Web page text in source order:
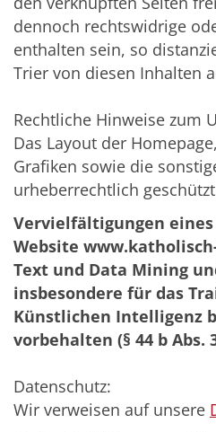
dennoch rechtswidrige
enthalten sein, so
Trier von diesen Inhalten
Rechtliche Hinweise zum
Das Layout der
Grafiken sowie die
urheberrechtlich
Vervielfältigungen eines
Website
Text und Data Mining
insbesondere für das
Künstlichen Intelligenz
vorbehalten (§ 44 b Abs.
Datenschutz:
Wir verweisen auf unsere